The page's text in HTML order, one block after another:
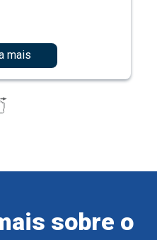
mais
sobre o